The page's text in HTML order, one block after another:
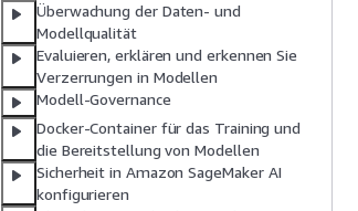
Überwachung der Daten- und
Modellqualität
Evaluieren, erklären und erkennen Sie
Verzerrungen in Modellen
Modell-Governance
Docker-Container für das Training und
die Bereitstellung von Modellen
Sicherheit in Amazon SageMaker AI
konfigurieren